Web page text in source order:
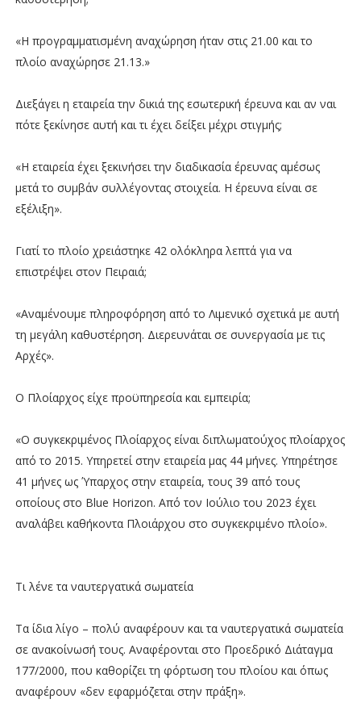
«Η προγραμματισμένη αναχώρηση ήταν στις 21.00 και το
πλοίο αναχώρησε 21.13.»
Διεξάγει η εταιρεία την δικιά της εσωτερική έρευνα και αν ναι
πότε ξεκίνησε αυτή και τι έχει δείξει μέχρι στιγμής;
«Η εταιρεία έχει ξεκινήσει την διαδικασία έρευνας αμέσως
μετά το συμβάν συλλέγοντας στοιχεία. Η έρευνα είναι σε
εξέλιξη».
Γιατί το πλοίο χρειάστηκε 42 ολόκληρα λεπτά για να
επιστρέψει στον Πειραιά;
«Αναμένουμε πληροφόρηση από το Λιμενικό σχετικά με αυτή
τη μεγάλη καθυστέρηση. Διερευνάται σε συνεργασία με τις
Αρχές».
Ο Πλοίαρχος είχε προϋπηρεσία και εμπειρία;
«Ο συγκεκριμένος Πλοίαρχος είναι διπλωματούχος πλοίαρχος
από το 2015. Υπηρετεί στην εταιρεία μας 44 μήνες. Υπηρέτησε
41 μήνες ως Ύπαρχος στην εταιρεία, τους 39 από τους
οποίους στο Blue Horizon. Από τον Ιούλιο του 2023 έχει
αναλάβει καθήκοντα Πλοιάρχου στο συγκεκριμένο πλοίο».
Τι λένε τα ναυτεργατικά σωματεία
Τα ίδια λίγο – πολύ αναφέρουν και τα ναυτεργατικά σωματεία
σε ανακοίνωσή τους. Αναφέρονται στο Προεδρικό Διάταγμα
177/2000, που καθορίζει τη φόρτωση του πλοίου και όπως
αναφέρουν «δεν εφαρμόζεται στην πράξη».